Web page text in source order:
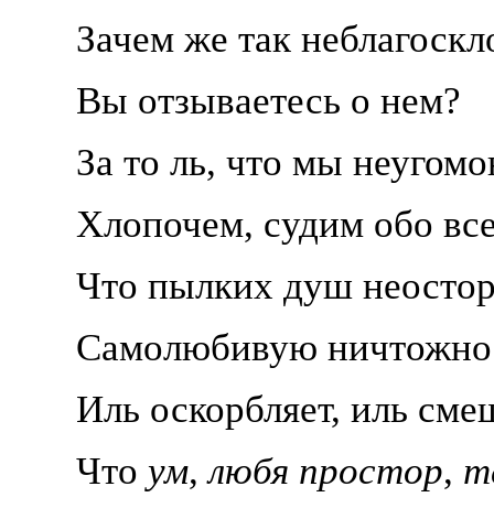
Зачем же так
Вы отзываетесь о нем?
За то ль, что мы
Хлопочем, судим обо
Что пылких душ
Самолюбивую
Иль оскорбляет, иль
Что ум,любя простор,